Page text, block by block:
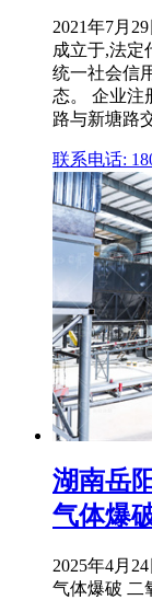
2021年7月
成立于,法定
统一社会信
态。 企业注
路与新塘路
联系电话:
湖南岳
气体爆
2025年4月
气体爆破 二